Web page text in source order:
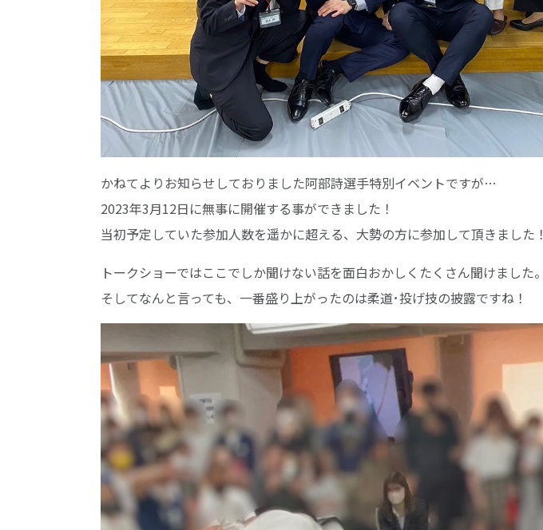
かねてよりお知らせしておりました阿部詩選手特別イベントですが…
2023年3月12日に無事に開催する事ができました！
当初予定していた参加人数を遥かに超える、大勢の方に参加して頂きました！
トークショーではここでしか聞けない話を面白おかしくたくさん聞けました。
そしてなんと言っても、一番盛り上がったのは柔道･投げ技の披露ですね！